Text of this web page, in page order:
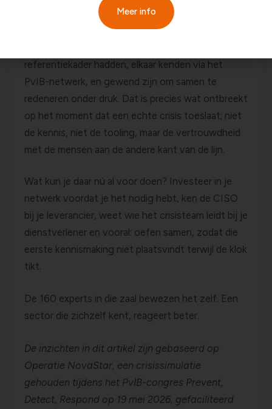
De deelnemers leverden in één uur betere
antwoorden dan veel organisaties in dagen kunnen
referentiekader hadden, elkaar kenden via het
PvIB-netwerk, en gewend zijn om samen te
redeneren onder druk. Dat is precies wat ontbreekt
op het moment dat een echte crisis toeslaat; niet
de kennis, niet de tooling, maar de vertrouwdheid
met de mensen aan de andere kant van de lijn.
Wat kun je daar nú al voor doen? Investeer in je
netwerk voordat je het nodig hebt, ken de CISO
bij je leverancier, weet wie het crisisteam leidt bij je
dienstverlener en vooral: oefen samen, zodat die
eerste kennismaking niet plaatsvindt terwijl de klok
tikt.
De 160 experts in die zaal bewezen het zelf. Een
sector die zichzelf kent, reageert beter.
De inzichten in dit artikel zijn gebaseerd op
Operatie NovaStar, een crisissimulatie
gehouden tijdens het PvIB-congres Prevent,
Detect, Respond op 19 mei 2026, gefaciliteerd
Meer info